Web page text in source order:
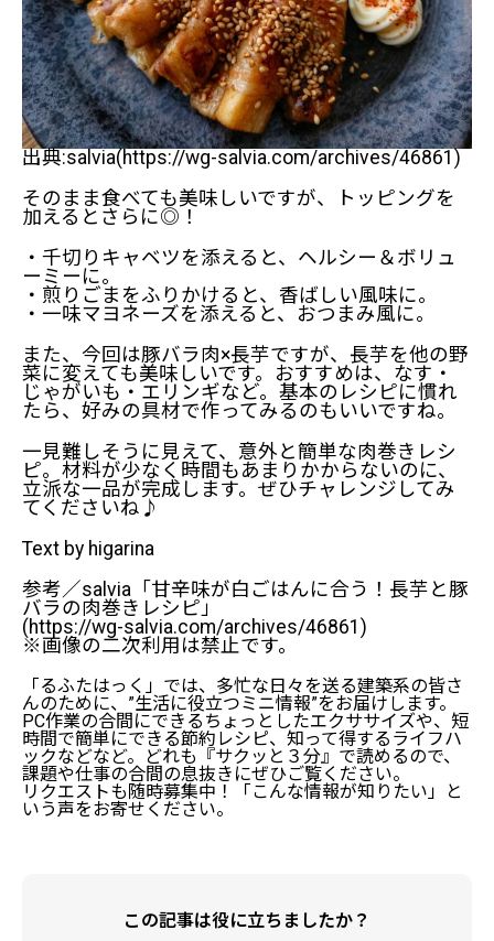
出典:salvia(https://wg-salvia.com/archives/46861)
そのまま食べても美味しいですが、トッピングを
加えるとさらに◎！
・千切りキャベツを添えると、ヘルシー＆ボリュ
ーミーに。
・煎りごまをふりかけると、香ばしい風味に。
・一味マヨネーズを添えると、おつまみ風に。
また、今回は豚バラ肉×長芋ですが、長芋を他の野
菜に変えても美味しいです。おすすめは、なす・
じゃがいも・エリンギなど。基本のレシピに慣れ
たら、好みの具材で作ってみるのもいいですね。
一見難しそうに見えて、意外と簡単な肉巻きレシ
ピ。材料が少なく時間もあまりかからないのに、
立派な一品が完成します。ぜひチャレンジしてみ
てくださいね♪
Text by higarina
参考／salvia「甘辛味が白ごはんに合う！長芋と豚
バラの肉巻きレシピ」
(https://wg-salvia.com/archives/46861)
※画像の二次利用は禁止です。
「るふたはっく」では、多忙な日々を送る建築系の皆さ
んのために、”生活に役立つミニ情報”をお届けします。
PC作業の合間にできるちょっとしたエクササイズや、短
時間で簡単にできる節約レシピ、知って得するライフハ
ックなどなど。どれも『サクッと３分』で読めるので、
課題や仕事の合間の息抜きにぜひご覧ください。
リクエストも随時募集中！「こんな情報が知りたい」と
いう声をお寄せください。
この記事は役に立ちましたか？
長芋と豚バラの肉巻きの材料
作り方
アレンジ＆代替食材もいろいろ♪